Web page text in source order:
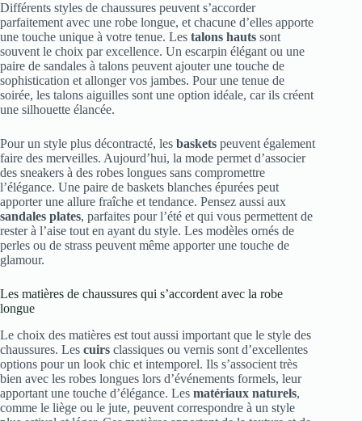
Différents styles de chaussures peuvent s’accorder
parfaitement avec une robe longue, et chacune d’elles apporte
une touche unique à votre tenue. Les talons hauts sont
souvent le choix par excellence. Un escarpin élégant ou une
paire de sandales à talons peuvent ajouter une touche de
sophistication et allonger vos jambes. Pour une tenue de
soirée, les talons aiguilles sont une option idéale, car ils créent
une silhouette élancée.
Pour un style plus décontracté, les baskets peuvent également
faire des merveilles. Aujourd’hui, la mode permet d’associer
des sneakers à des robes longues sans compromettre
l’élégance. Une paire de baskets blanches épurées peut
apporter une allure fraîche et tendance. Pensez aussi aux
sandales plates, parfaites pour l’été et qui vous permettent de
rester à l’aise tout en ayant du style. Les modèles ornés de
perles ou de strass peuvent même apporter une touche de
glamour.
Les matières de chaussures qui s’accordent avec la robe
longue
Le choix des matières est tout aussi important que le style des
chaussures. Les cuirs classiques ou vernis sont d’excellentes
options pour un look chic et intemporel. Ils s’associent très
bien avec les robes longues lors d’événements formels, leur
apportant une touche d’élégance. Les matériaux naturels,
comme le liège ou le jute, peuvent correspondre à un style